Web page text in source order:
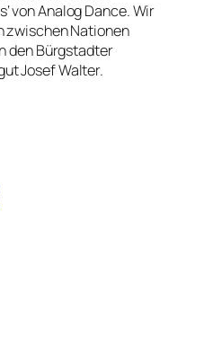
von Analog Dance. Wir
zwischen Nationen
den Bürgstadter
Josef Walter.